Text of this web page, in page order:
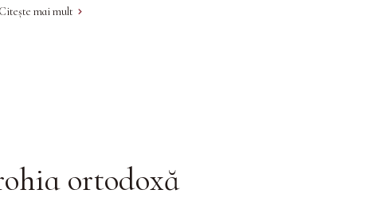
Citește mai mult
ortodoxă